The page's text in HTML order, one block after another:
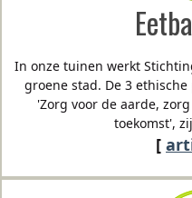
In onze tuinen werkt
groene stad. De 3
'Zorg voor de aarde,
toekomst',
[